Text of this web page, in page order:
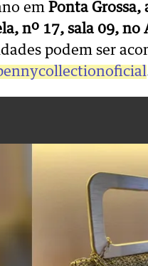
em Ponta
nº 17, sala 09, no
podem ser